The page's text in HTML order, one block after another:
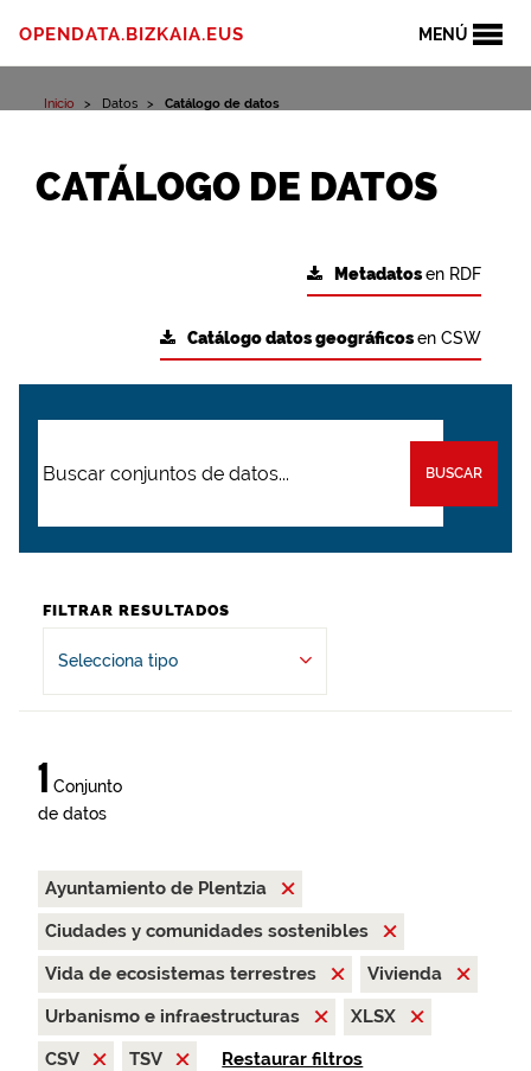
MENÚ
OPENDATA.BIZKAIA.EUS
Inicio Datos Catálogo de datos
CATÁLOGO DE DATOS
Metadatosen RDF
Catálogo datos geográficosen CSW
BUSCAR
FILTRAR RESULTADOS
Selecciona tipo
1 Conjunto
de datos
Ayuntamiento de Plentzia
Ciudades y comunidades sostenibles
Vida de ecosistemas terrestres
Vivienda
Urbanismo e infraestructuras
XLSX
CSV
TSV Restaurar filtros